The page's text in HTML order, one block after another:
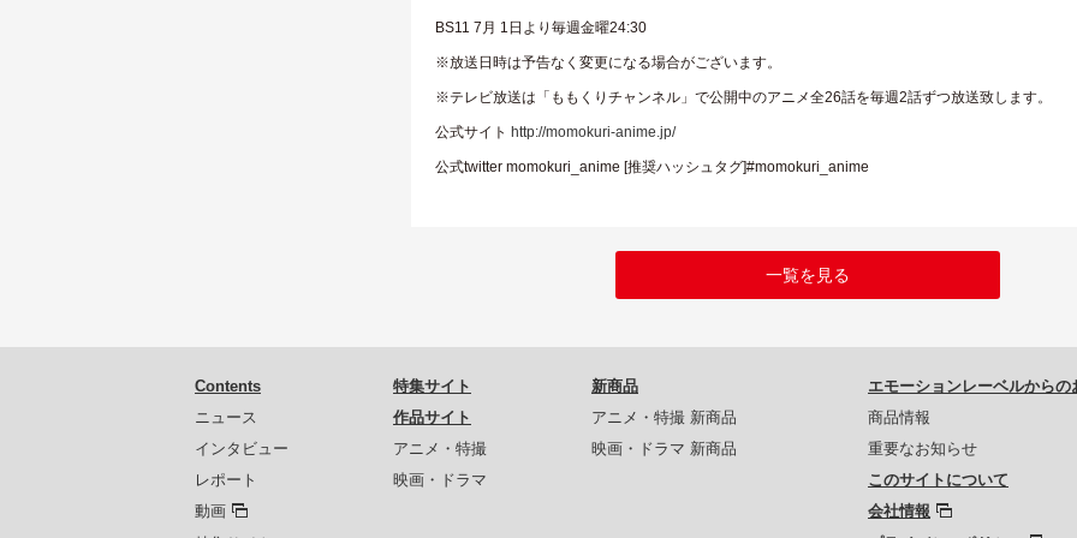
BS11 7月 1日より毎週金曜24:30
※放送日時は予告なく変更になる場合がございます。
※テレビ放送は「ももくりチャンネル」で公開中のアニメ全26話を毎週2話ずつ放送致します。
公式サイト http://momokuri-anime.jp/
公式twitter momokuri_anime [推奨ハッシュタグ]#momokuri_anime
一覧を見る
Contents
ニュース
インタビュー
レポート
動画
特集サイト
作品サイト
アニメ・特撮
映画・ドラマ
新商品
アニメ・特撮 新商品
映画・ドラマ 新商品
エモーションレーベルからの
商品情報
重要なお知らせ
このサイトについて
会社情報